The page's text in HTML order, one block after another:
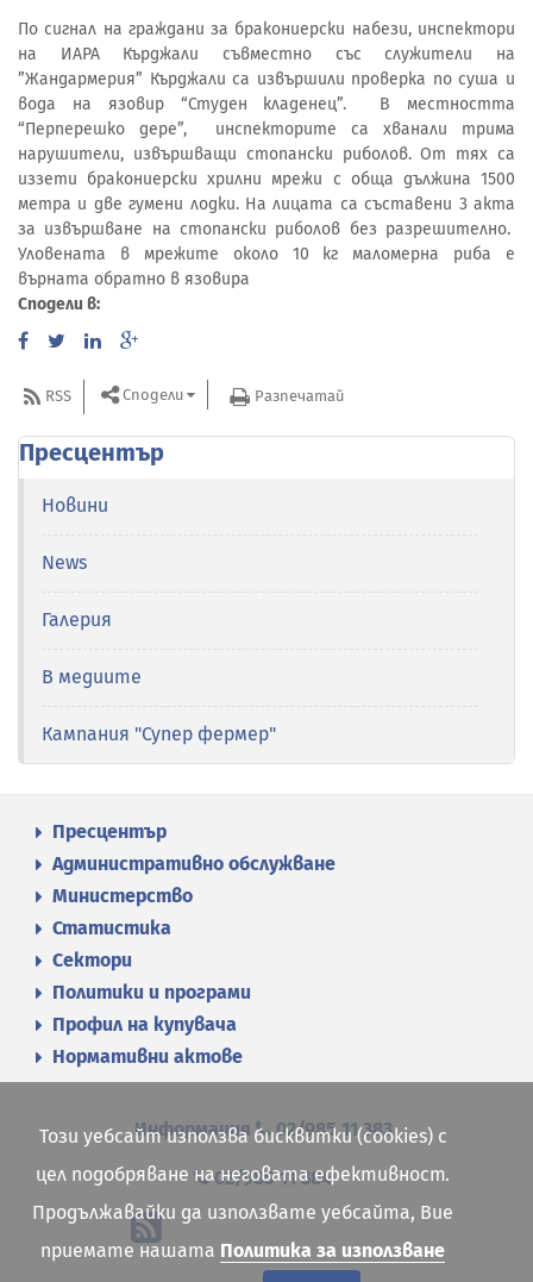
По сигнал на граждани за бракониерски набези, инспектори
на ИАРА Кърджали съвместно със служители на
”Жандармерия” Кърджали са извършили проверка по суша и
вода на язовир “Студен кладенец”. В местността
“Перперешко дере”, инспекторите са хванали трима
нарушители, извършващи стопански риболов. От тях са
иззети бракониерски хрилни мрежи с обща дължина 1500
метра и две гумени лодки. На лицата са съставени 3 акта
за извършване на стопански риболов без разрешително.
Уловената в мрежите около 10 кг маломерна риба е
върната обратно в язовира
Сподели в:
RSS Сподели Разпечатай
Пресцентър
Новини
News
Галерия
В медиите
Кампания "Супер фермер"
Пресцентър
Административно обслужване
Министерство
Статистика
Сектори
Политики и програми
Профил на купувача
Нормативни актове
Информация 02/985 11 383
02/985 11 384
Този уебсайт използва бисквитки (cookies) с
цел подобряване на неговата ефективност.
Продължавайки да използвате уебсайта, Вие
приемате нашата Политика за използване